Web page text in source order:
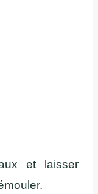
et laisser